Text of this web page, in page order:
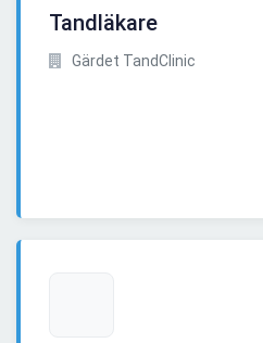
Tandläkare
Gärdet TandClinic